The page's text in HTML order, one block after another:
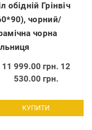
обідній Грінвіч
чорний/
чорна
11 999.00 грн. 12
530.00 грн.
КУПИТИ